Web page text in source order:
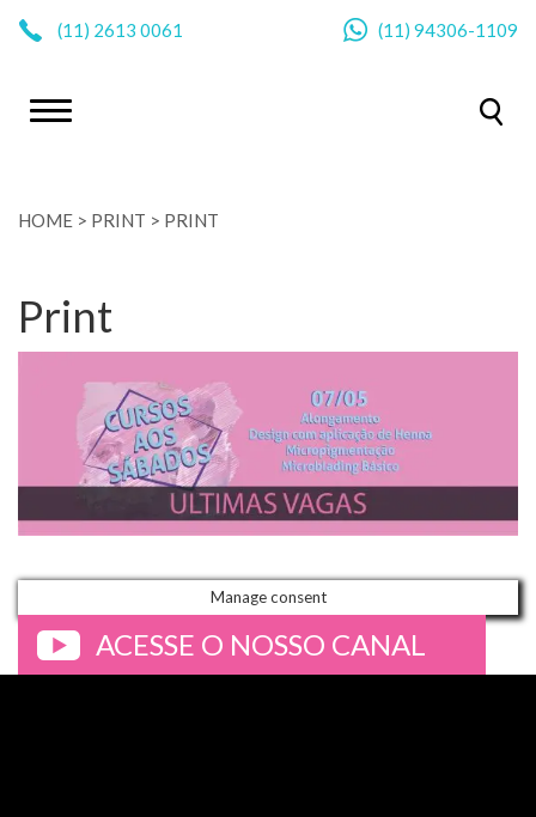
(11) 2613 0061 (11) 94306-1109
HOME > PRINT > PRINT
Print
Manage consent
ACESSE O NOSSO CANAL